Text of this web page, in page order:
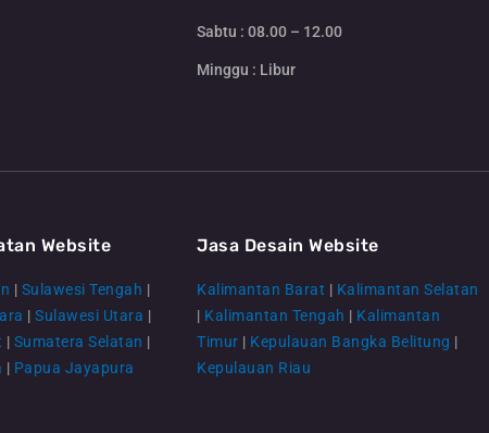
Sabtu : 08.00 – 12.00
Minggu : Libur
Website
| Sulawesi Tengah |
| Sulawesi Utara |
| Sumatera Selatan |
| Papua Jayapura
Jasa Desain Website
Kalimantan Barat | Kalimantan Selatan
| Kalimantan Tengah | Kalimantan
Timur | Kepulauan Bangka Belitung |
Kepulauan Riau